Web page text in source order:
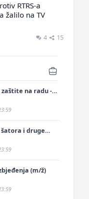
RTRS-a
žalilo na TV
4 15
na radu -
i pomoći
i druge
(m/ž)